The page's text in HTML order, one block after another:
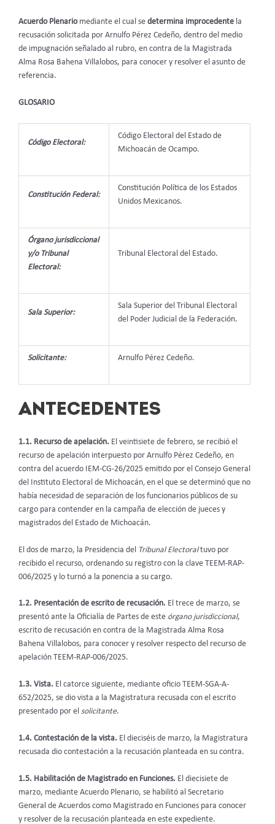
Acuerdo Plenariomediante el cual se determina improcedente la
recusación solicitada por Arnulfo Pérez Cedeño, dentro del medio
de impugnación señalado al rubro, en contra de la Magistrada
Alma Rosa Bahena Villalobos, para conocer y resolver el asunto de
referencia.
GLOSARIO
Código Electoral:
Código Electoral del Estado de
Michoacán de Ocampo.
Constitución Federal:
Constitución Política de los Estados
Unidos Mexicanos.
Órgano jurisdiccional
y/o Tribunal
Electoral:
Tribunal Electoral del Estado.
Sala Superior:
Sala Superior del Tribunal Electoral
del Poder Judicial de la Federación.
Solicitante: Arnulfo Pérez Cedeño.
ANTECEDENTES
1.1. Recurso de apelación. El veintisiete de febrero, se recibió el
recurso de apelación interpuesto por Arnulfo Pérez Cedeño, en
contra del acuerdo IEM-CG-26/2025 emitido por el Consejo General
del Instituto Electoral de Michoacán, en el que se determinó que no
había necesidad de separación de los funcionarios públicos de su
cargo para contender en la campaña de elección de jueces y
magistrados del Estado de Michoacán.
El dos de marzo, la Presidencia del Tribunal Electoraltuvo por
recibido el recurso, ordenando su registro con la clave TEEM-RAP-
006/2025 y lo turnó a la ponencia a su cargo.
1.2. Presentación de escrito de recusación. El trece de marzo, se
presentó ante la Oficialía de Partes de este órgano jurisdiccional,
escrito de recusación en contra de la Magistrada Alma Rosa
Bahena Villalobos, para conocer y resolver respecto del recurso de
apelación TEEM-RAP-006/2025.
1.3. Vista. El catorce siguiente, mediante oficio TEEM-SGA-A-
652/2025, se dio vista a la Magistratura recusada con el escrito
presentado por el solicitante.
1.4. Contestación de la vista. El dieciséis de marzo, la Magistratura
recusada dio contestación a la recusación planteada en su contra.
1.5. Habilitación de Magistrado en Funciones. El diecisiete de
marzo, mediante Acuerdo Plenario, se habilitó al Secretario
General de Acuerdos como Magistrado en Funciones para conocer
y resolver de la recusación planteada en este expediente.